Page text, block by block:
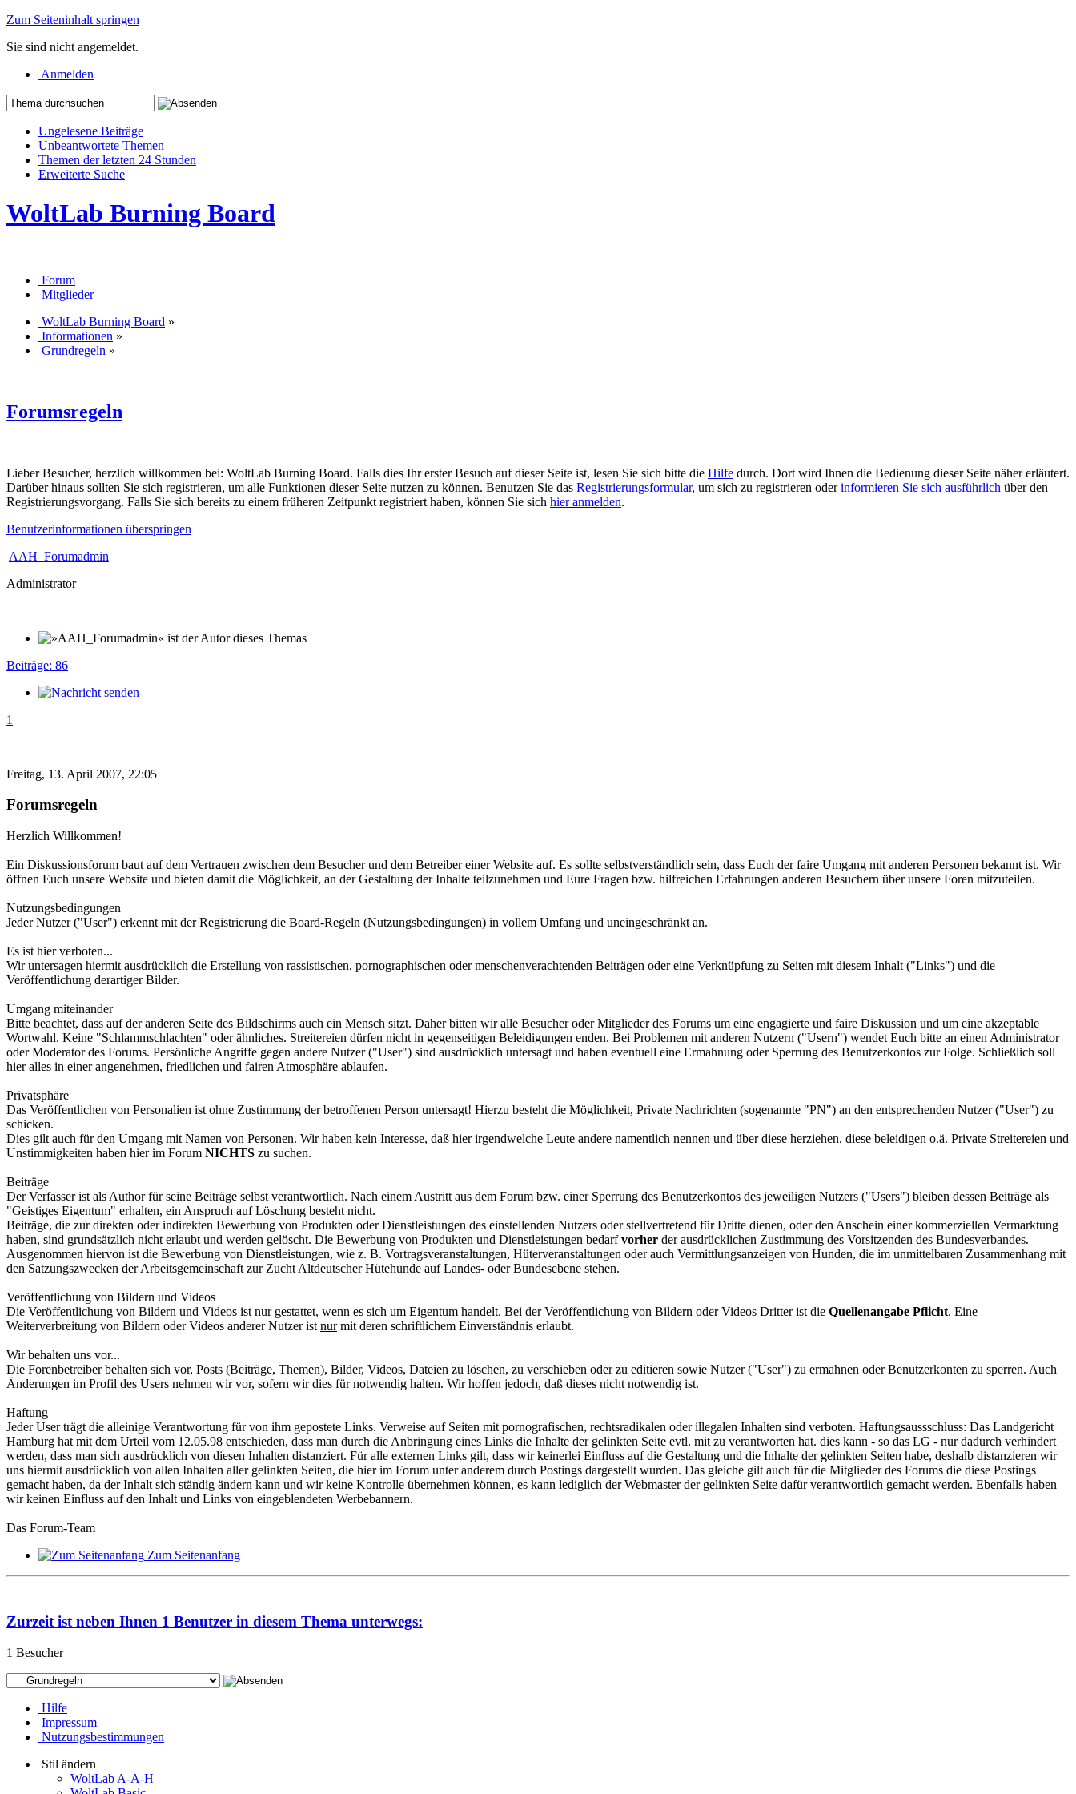
Zum Seiteninhalt springen
Sie sind nicht angemeldet.
Anmelden
Ungelesene Beiträge
Unbeantwortete Themen
Themen der letzten 24 Stunden
Erweiterte Suche
WoltLab Burning Board
Forum
Mitglieder
WoltLab Burning Board »
Informationen »
Grundregeln »
Forumsregeln
Lieber Besucher, herzlich willkommen bei: WoltLab Burning Board. Falls dies Ihr erster Besuch auf dieser Seite ist, lesen Sie sich bitte die Hilfe durch. Dort wird Ihnen die Bedienung dieser Seite näher erläutert.
Darüber hinaus sollten Sie sich registrieren, um alle Funktionen dieser Seite nutzen zu können. Benutzen Sie das Registrierungsformular, um sich zu registrieren oderinformieren Sie sich ausführlich über den
Registrierungsvorgang. Falls Sie sich bereits zu einem früheren Zeitpunkt registriert haben, können Sie sich hier anmelden.
Benutzerinformationen überspringen
AAH_Forumadmin
Administrator
Beiträge: 86
1
Freitag, 13. April 2007, 22:05
Forumsregeln
Herzlich Willkommen!
Ein Diskussionsforum baut auf dem Vertrauen zwischen dem Besucher und dem Betreiber einer Website auf. Es sollte selbstverständlich sein, dass Euch der faire Umgang mit anderen Personen bekannt ist. Wir
öffnen Euch unsere Website und bieten damit die Möglichkeit, an der Gestaltung der Inhalte teilzunehmen und Eure Fragen bzw. hilfreichen Erfahrungen anderen Besuchern über unsere Foren mitzuteilen.
Nutzungsbedingungen
Jeder Nutzer ("User") erkennt mit der Registrierung die Board-Regeln (Nutzungsbedingungen) in vollem Umfang und uneingeschränkt an.
Es ist hier verboten...
Wir untersagen hiermit ausdrücklich die Erstellung von rassistischen, pornographischen oder menschenverachtenden Beiträgen oder eine Verknüpfung zu Seiten mit diesem Inhalt ("Links") und die
Veröffentlichung derartiger Bilder.
Umgang miteinander
Bitte beachtet, dass auf der anderen Seite des Bildschirms auch ein Mensch sitzt. Daher bitten wir alle Besucher oder Mitglieder des Forums um eine engagierte und faire Diskussion und um eine akzeptable
Wortwahl. Keine "Schlammschlachten" oder ähnliches. Streitereien dürfen nicht in gegenseitigen Beleidigungen enden. Bei Problemen mit anderen Nutzern ("Usern") wendet Euch bitte an einen Administrator
oder Moderator des Forums. Persönliche Angriffe gegen andere Nutzer ("User") sind ausdrücklich untersagt und haben eventuell eine Ermahnung oder Sperrung des Benutzerkontos zur Folge. Schließlich soll
hier alles in einer angenehmen, friedlichen und fairen Atmosphäre ablaufen.
Privatsphäre
Das Veröffentlichen von Personalien ist ohne Zustimmung der betroffenen Person untersagt! Hierzu besteht die Möglichkeit, Private Nachrichten (sogenannte "PN") an den entsprechenden Nutzer ("User") zu
schicken.
Dies gilt auch für den Umgang mit Namen von Personen. Wir haben kein Interesse, daß hier irgendwelche Leute andere namentlich nennen und über diese herziehen, diese beleidigen o.ä. Private Streitereien und
Unstimmigkeiten haben hier im Forum NICHTS zu suchen.
Beiträge
Der Verfasser ist als Author für seine Beiträge selbst verantwortlich. Nach einem Austritt aus dem Forum bzw. einer Sperrung des Benutzerkontos des jeweiligen Nutzers ("Users") bleiben dessen Beiträge als
"Geistiges Eigentum" erhalten, ein Anspruch auf Löschung besteht nicht.
Beiträge, die zur direkten oder indirekten Bewerbung von Produkten oder Dienstleistungen des einstellenden Nutzers oder stellvertretend für Dritte dienen, oder den Anschein einer kommerziellen Vermarktung
haben, sind grundsätzlich nicht erlaubt und werden gelöscht. Die Bewerbung von Produkten und Dienstleistungen bedarfvorher der ausdrücklichen Zustimmung des Vorsitzenden des Bundesverbandes.
Ausgenommen hiervon ist die Bewerbung von Dienstleistungen, wie z. B. Vortragsveranstaltungen, Hüterveranstaltungen oder auch Vermittlungsanzeigen von Hunden, die im unmittelbaren Zusammenhang mit
den Satzungszwecken der Arbeitsgemeinschaft zur Zucht Altdeutscher Hütehunde auf Landes- oder Bundesebene stehen.
Veröffentlichung von Bildern und Videos
Die Veröffentlichung von Bildern und Videos ist nur gestattet, wenn es sich um Eigentum handelt. Bei der Veröffentlichung von Bildern oder Videos Dritter ist die Quellenangabe Pflicht. Eine
Weiterverbreitung von Bildern oder Videos anderer Nutzer ist nurmit deren schriftlichem Einverständnis erlaubt.
Wir behalten uns vor...
Die Forenbetreiber behalten sich vor, Posts (Beiträge, Themen), Bilder, Videos, Dateien zu löschen, zu verschieben oder zu editieren sowie Nutzer ("User") zu ermahnen oder Benutzerkonten zu sperren. Auch
Änderungen im Profil des Users nehmen wir vor, sofern wir dies für notwendig halten. Wir hoffen jedoch, daß dieses nicht notwendig ist.
Haftung
Jeder User trägt die alleinige Verantwortung für von ihm gepostete Links. Verweise auf Seiten mit pornografischen, rechtsradikalen oder illegalen Inhalten sind verboten. Haftungsaussschluss: Das Landgericht
Hamburg hat mit dem Urteil vom 12.05.98 entschieden, dass man durch die Anbringung eines Links die Inhalte der gelinkten Seite evtl. mit zu verantworten hat. dies kann - so das LG - nur dadurch verhindert
werden, dass man sich ausdrücklich von diesen Inhalten distanziert. Für alle externen Links gilt, dass wir keinerlei Einfluss auf die Gestaltung und die Inhalte der gelinkten Seiten habe, deshalb distanzieren wir
uns hiermit ausdrücklich von allen Inhalten aller gelinkten Seiten, die hier im Forum unter anderem durch Postings dargestellt wurden. Das gleiche gilt auch für die Mitglieder des Forums die diese Postings
gemacht haben, da der Inhalt sich ständig ändern kann und wir keine Kontrolle übernehmen können, es kann lediglich der Webmaster der gelinkten Seite dafür verantwortlich gemacht werden. Ebenfalls haben
wir keinen Einfluss auf den Inhalt und Links von eingeblendeten Werbebannern.
Das Forum-Team
Zum Seitenanfang
Zurzeit ist neben Ihnen 1 Benutzer in diesem Thema unterwegs:
1 Besucher
Hilfe
Impressum
Nutzungsbestimmungen
Stil ändern
WoltLab A-A-H